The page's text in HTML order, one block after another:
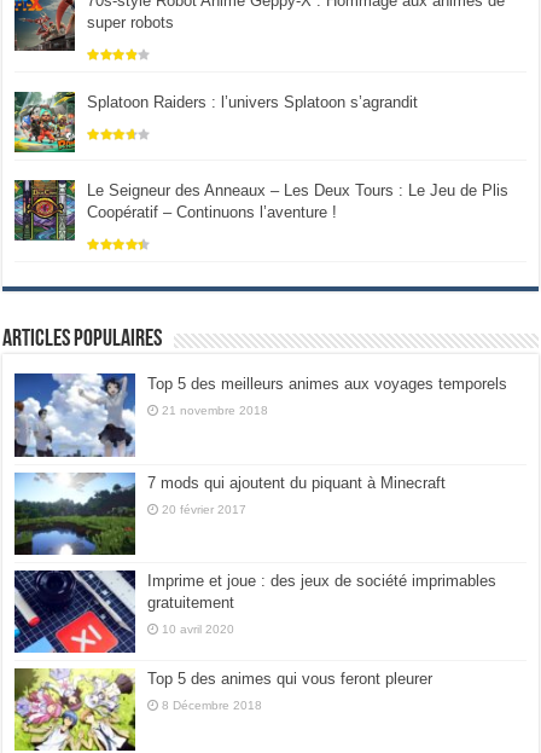
super robots
Splatoon Raiders : l’univers Splatoon s’agrandit
Le Seigneur des Anneaux – Les Deux Tours : Le Jeu de Plis
Coopératif – Continuons l’aventure !
Articles populaires
Top 5 des meilleurs animes aux voyages temporels
21 novembre 2018
7 mods qui ajoutent du piquant à Minecraft
20 février 2017
Imprime et joue : des jeux de société imprimables
gratuitement
10 avril 2020
Top 5 des animes qui vous feront pleurer
8 Décembre 2018